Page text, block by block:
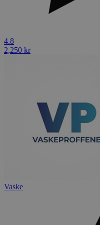
4.8
2,250 kr
Vaske